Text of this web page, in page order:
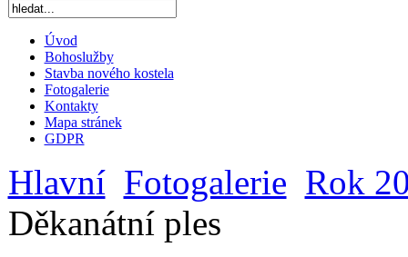
Úvod
Bohoslužby
Stavba nového kostela
Fotogalerie
Kontakty
Mapa stránek
GDPR
Hlavní Fotogalerie Rok
Děkanátní ples